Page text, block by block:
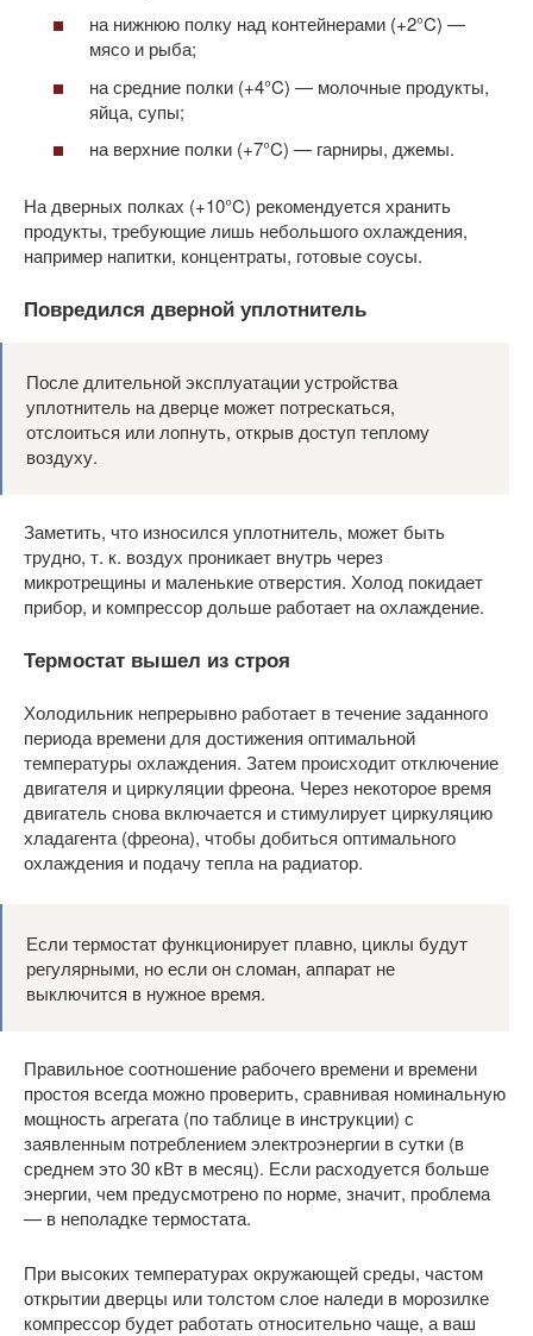
на нижнюю полку над контейнерами (+2°C) —
мясо и рыба;
на средние полки (+4°C) — молочные продукты,
яйца, супы;
на верхние полки (+7°C) — гарниры, джемы.
На дверных полках (+10°C) рекомендуется хранить
продукты, требующие лишь небольшого охлаждения,
например напитки, концентраты, готовые соусы.
Повредился дверной уплотнитель
После длительной эксплуатации устройства
уплотнитель на дверце может потрескаться,
отслоиться или лопнуть, открыв доступ теплому
воздуху.
Заметить, что износился уплотнитель, может быть
трудно, т. к. воздух проникает внутрь через
микротрещины и маленькие отверстия. Холод покидает
прибор, и компрессор дольше работает на охлаждение.
Термостат вышел из строя
Холодильник непрерывно работает в течение заданного
периода времени для достижения оптимальной
температуры охлаждения. Затем происходит отключение
двигателя и циркуляции фреона. Через некоторое время
двигатель снова включается и стимулирует циркуляцию
хладагента (фреона), чтобы добиться оптимального
охлаждения и подачу тепла на радиатор.
Если термостат функционирует плавно, циклы будут
регулярными, но если он сломан, аппарат не
выключится в нужное время.
Правильное соотношение рабочего времени и времени
простоя всегда можно проверить, сравнивая номинальную
мощность агрегата (по таблице в инструкции) с
заявленным потреблением электроэнергии в сутки (в
среднем это 30 кВт в месяц). Если расходуется больше
энергии, чем предусмотрено по норме, значит, проблема
— в неполадке термостата.
При высоких температурах окружающей среды, частом
открытии дверцы или толстом слое наледи в морозилке
компрессор будет работать относительно чаще, а ваш